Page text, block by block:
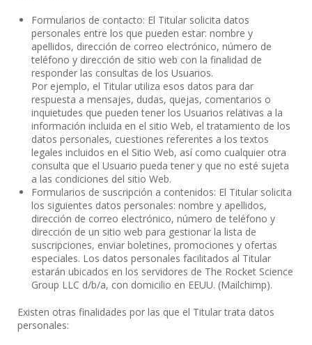
Formularios de contacto: El Titular solicita datos
personales entre los que pueden estar: nombre y
apellidos, dirección de correo electrónico, número de
teléfono y dirección de sitio web con la finalidad de
responder las consultas de los Usuarios.
Por ejemplo, el Titular utiliza esos datos para dar
respuesta a mensajes, dudas, quejas, comentarios o
inquietudes que pueden tener los Usuarios relativas a la
información incluida en el sitio Web, el tratamiento de los
datos personales, cuestiones referentes a los textos
legales incluidos en el Sitio Web, así como cualquier otra
consulta que el Usuario pueda tener y que no esté sujeta
a las condiciones del sitio Web.
Formularios de suscripción a contenidos: El Titular solicita
los siguientes datos personales: nombre y apellidos,
dirección de correo electrónico, número de teléfono y
dirección de un sitio web para gestionar la lista de
suscripciones, enviar boletines, promociones y ofertas
especiales. Los datos personales facilitados al Titular
estarán ubicados en los servidores de The Rocket Science
Group LLC d/b/a, con domicilio en EEUU. (Mailchimp).
Existen otras finalidades por las que el Titular trata datos
personales: